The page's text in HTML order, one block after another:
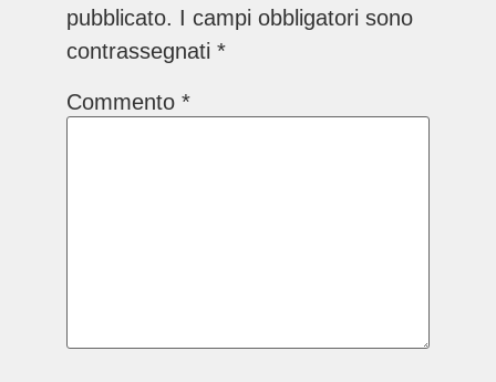
pubblicato. I campi obbligatori sono
contrassegnati *
Commento *